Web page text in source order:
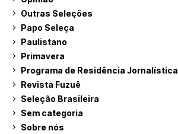
Outras Seleções
Papo Seleça
Paulistano
Primavera
Programa de Residência Jornalística
Revista Fuzuê
Seleção Brasileira
Sem categoria
Sobre nós